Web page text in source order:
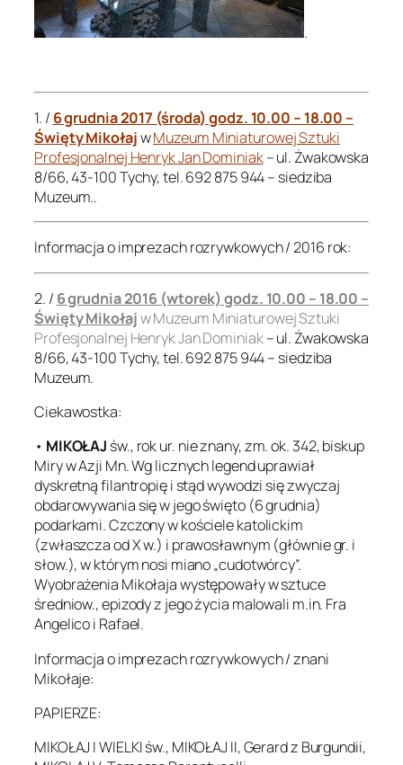
.
1. / 6 grudnia 2017 (środa) godz. 10.00 – 18.00 –
Święty MikołajwMuzeum Miniaturowej Sztuki
Profesjonalnej Henryk Jan Dominiak– ul. Żwakowska
8/66, 43-100 Tychy, tel. 692 875 944 – siedziba
Muzeum..
Informacja o imprezach rozrywkowych / 2016 rok:
2. / 6 grudnia 2016 (wtorek) godz. 10.00 – 18.00 –
Święty Mikołajw Muzeum Miniaturowej Sztuki
Profesjonalnej Henryk Jan Dominiak– ul. Żwakowska
8/66, 43-100 Tychy, tel. 692 875 944 – siedziba
Muzeum.
Ciekawostka:
• MIKOŁAJ św., rok ur. nie znany, zm. ok. 342, biskup
Miry w Azji Mn. Wg licznych legend uprawiał
dyskretną filantropię i stąd wywodzi się zwyczaj
obdarowywania się w jego święto (6 grudnia)
podarkami. Czczony w kościele katolickim
(zwłaszcza od X w.) i prawosławnym (głównie gr. i
słow.), w którym nosi miano „cudotwórcy”.
Wyobrażenia Mikołaja występowały w sztuce
średniow., epizody z jego życia malowali m.in. Fra
Angelico i Rafael.
Informacja o imprezach rozrywkowych / znani
Mikołaje:
PAPIERZE:
MIKOŁAJ I WIELKI św., MIKOŁAJ II, Gerard z Burgundii,